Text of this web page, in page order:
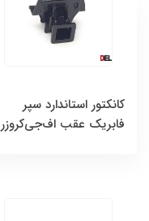
كانكتور استاندارد سپر
فابریک عقب اف‌جی‌کروزر